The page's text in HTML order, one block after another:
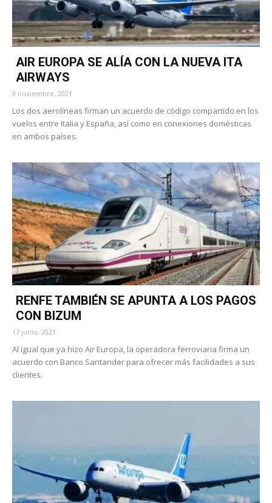
AIR EUROPA SE ALÍA CON LA NUEVA ITA
AIRWAYS
9 noviembre, 2021
Los dos aerolíneas firman un acuerdo de código compartido en los
vuelos entre Italia y España, así como en conexiones domésticas
en ambos países.
RENFE TAMBIÉN SE APUNTA A LOS PAGOS
CON BIZUM
17 junio, 2021
Al igual que ya hizo Air Europa, la operadora ferroviaria firma un
acuerdo con Banco Santander para ofrecer más facilidades a sus
clientes.